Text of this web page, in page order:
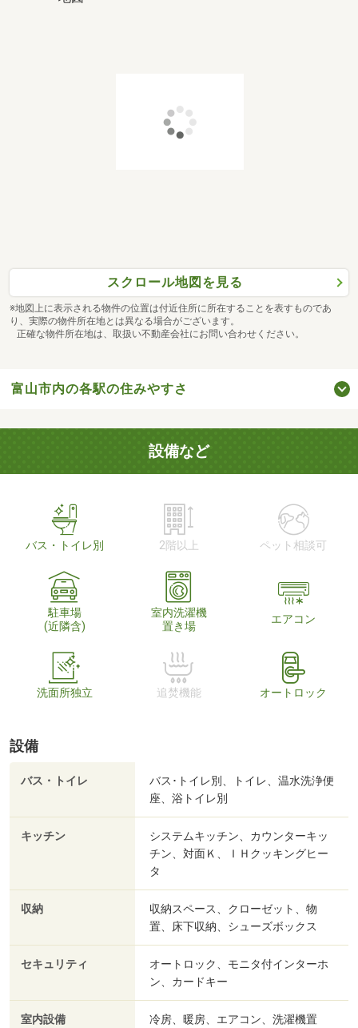
スクロール地図を見る
※地図上に表示される物件の位置は付近住所に所在することを表すものであ
り、実際の物件所在地とは異なる場合がございます。
正確な物件所在地は、取扱い不動産会社にお問い合わせください。
富山市内の各駅の住みやすさ
設備など
バス・トイレ別 2階以上 ペット相談可
駐車場
(近隣含)
室内洗濯機
置き場
エアコン
洗面所独立 追焚機能 オートロック
設備
バス・トイレ
バス･トイレ別、トイレ、温水洗浄便
座、浴トイレ別
キッチン
システムキッチン、カウンターキッ
チン、対面Ｋ、ＩＨクッキングヒー
タ
収納
収納スペース、クローゼット、物
置、床下収納、シューズボックス
セキュリティ
オートロック、モニタ付インターホ
ン、カードキー
室内設備
冷房、暖房、エアコン、洗濯機置